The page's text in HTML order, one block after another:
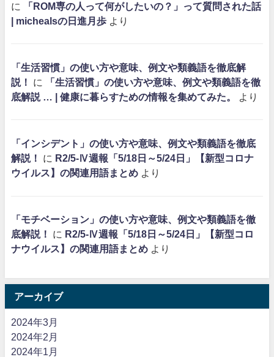
に
「ROM専の人って何がしたいの？」って質問された話
| michealsの日進月歩 より
「生活習慣」の使い方や意味、例文や類義語を徹底解
説！
に
「生活習慣」の使い方や意味、例文や類義語を徹
底解説 … | 健康に暮らすための情報を集めてみた。
より
「インシデント」の使い方や意味、例文や類義語を徹底
解説！
に R2/5-Ⅳ週報「5/18日～5/24日」【新型コロナ
ウイルス】の関連用語まとめ より
「モチベーション」の使い方や意味、例文や類義語を徹
底解説！
に R2/5-Ⅳ週報「5/18日～5/24日」【新型コロ
ナウイルス】の関連用語まとめ より
アーカイブ
2024年3月
2024年2月
2024年1月